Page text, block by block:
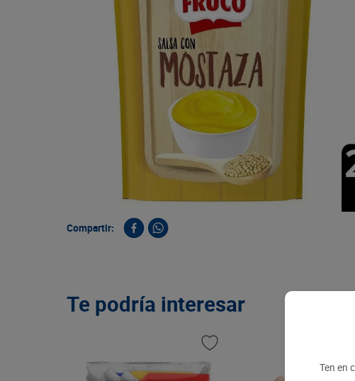
queso
papa
Compartir:
Te podría interesar
Ten en